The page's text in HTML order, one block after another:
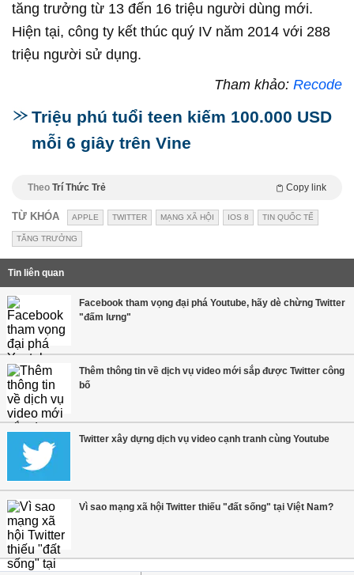
tăng trưởng từ 13 đến 16 triệu người dùng mới.
Hiện tại, công ty kết thúc quý IV năm 2014 với 288
triệu người sử dụng.
Tham khảo: Recode
Triệu phú tuổi teen kiếm 100.000 USD
mỗi 6 giây trên Vine
Theo Trí Thức Trẻ Copy link
TỪ KHÓA APPLE TWITTER MẠNG XÃ HỘI IOS 8 TIN QUỐC TẾ
TĂNG TRƯỞNG
Tin liên quan
Facebook tham vọng đại phá Youtube, hãy dè chừng Twitter
"đấm lưng"
Thêm thông tin về dịch vụ video mới sắp được Twitter công
bố
Twitter xây dựng dịch vụ video cạnh tranh cùng Youtube
Vì sao mạng xã hội Twitter thiếu "đất sống" tại Việt Nam?